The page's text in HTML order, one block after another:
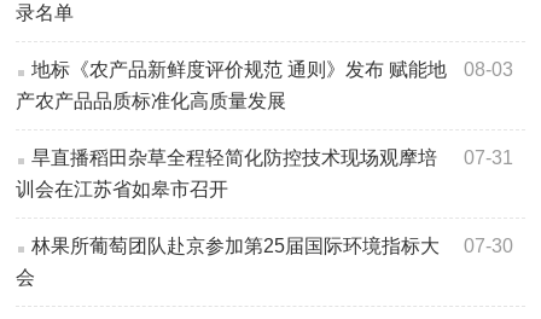
录名单
08-03
地标《农产品新鲜度评价规范 通则》发布 赋能地
产农产品品质标准化高质量发展
07-31
旱直播稻田杂草全程轻简化防控技术现场观摩培
训会在江苏省如皋市召开
07-30
林果所葡萄团队赴京参加第25届国际环境指标大
会